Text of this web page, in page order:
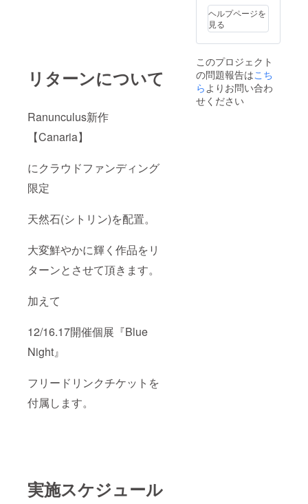
リターンについて
Ranunculus新作
【Canaria】
にクラウドファンディング
限定
天然石(シトリン)を配置。
大変鮮やかに輝く作品をリ
ターンとさせて頂きます。
加えて
12/16.17開催個展『Blue
Night』
フリードリンクチケットを
付属します。
実施スケジュール
pearl
vintage
glass
czech
glass
glass
acrylic
ヘルプページを
見る
このプロジェクト
の問題報告はこち
らよりお問い合わ
せください